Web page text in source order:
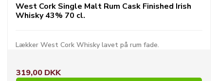
West Cork Single Malt Rum Cask Finished Irish
Whisky 43% 70 cl.
Lækker West Cork Whisky lavet på rum fade.
319,00 DKK